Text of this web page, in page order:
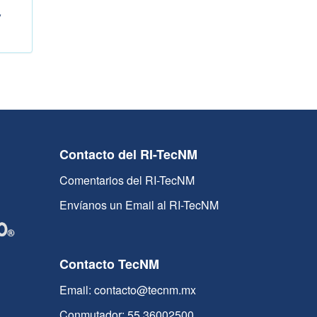
Contacto del RI-TecNM
Comentarios del RI-TecNM
Envíanos un Email al RI-TecNM
Contacto TecNM
Email: contacto@tecnm.mx